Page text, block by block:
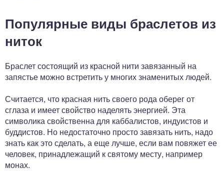
Популярные виды браслетов из
ниток
Браслет состоящий из красной нити завязанный на
запястье можно встретить у многих знаменитых людей.
Считается, что красная нить своего рода оберег от
сглаза и имеет свойство наделять энергией. Эта
символика свойственна для каббалистов, индуистов и
буддистов. Но недостаточно просто завязать нить, надо
знать как это сделать, а еще лучше, если вам повяжет ее
человек, принадлежащий к святому месту, например
монах.